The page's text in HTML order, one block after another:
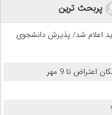
پربحث ترین
اعلام شد/ پذیرش دانشجوی